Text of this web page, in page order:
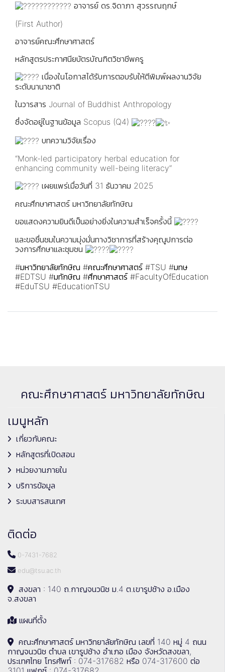
อาจารย์ ดร.จิดาภา สุวรรณฤกษ์
(First Author)
อาจารย์คณะศึกษาศาสตร์
หลักสูตรประกาศนียบัตรบัณฑิตวิชาชีพครู
เนื่องในโอกาสได้รับการตอบรับให้ตีพิมพ์ผลงานวิจัย
ระดับนานาชาติ
ในวารสาร Journal of Buddhist Anthropology
ซึ่งจัดอยู่ในฐานข้อมูล Scopus (Q4)
บทความวิจัยเรื่อง
“Monk-led participatory herbal education for
enhancing community well-being literacy”
เผยแพร่เมื่อวันที่ 31 ธันวาคม 2025
คณะศึกษาศาสตร์ มหาวิทยาลัยทักษิณ
ขอแสดงความยินดีเป็นอย่างยิ่งในความสำเร็จครั้งนี้
และขอชื่นชมในความมุ่งมั่นทางวิชาการที่สร้างคุณูปการต่อ
วงการศึกษาและชุมชน
#มหาวิทยาลัยทักษิณ #คณะศึกษาศาสตร์ #TSU #มทษ
#EDTSU #มทักษิณ #ศึกษาศาสตร์ #FacultyOfEducation
#EduTSU #EducationTSU
คณะศึกษาศาสตร์ มหาวิทยาลัยทักษิณ
เมนูหลัก
เกี่ยวกับคณะ
หลักสูตรที่เปิดสอน
หน่วยงานภายใน
บริการข้อมูล
ระบบสารสนเทศ
ติดต่อ
0-7431-7682
edu@tsu.ac.th
สงขลา : 140 ถ.กาญจนวนิช ม.4 ต.เขารูปช้าง อ.เมือง
จ.สงขลา
แผนที่ตั้ง
คณะศึกษาศาสตร์ มหาวิทยาลัยทักษิณ เลขที่ 140 หมู่ 4 ถนน
กาญจนวนิช ตำบล เขารูปช้าง อำเภอ เมือง จังหวัดสงขลา,
ประเทศไทย โทรศัพท์ : 074-317682 หรือ 074-317600 ต่อ